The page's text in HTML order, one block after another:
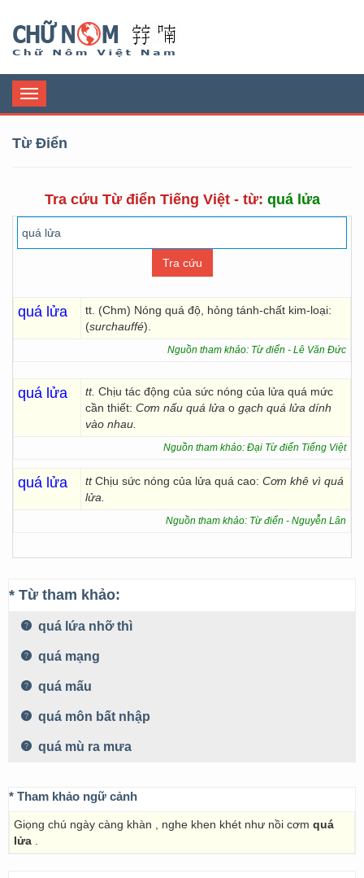
Toggle
navigation
Từ Điển
Tra cứu Từ điển Tiếng Việt - từ: quá lửa
quá lửa
tt. (Chm) Nóng quá độ, hỏng tánh-chất kim-loại:
(surchauffé).
Nguồn tham khảo: Từ điển - Lê Văn Đức
quá lửa tt. Chịu tác động của sức nóng của lửa quá mức
cần thiết: Cơm nấu quá lửa o gạch quá lửa dính
vào nhau.
Nguồn tham khảo: Đại Từ điển Tiếng Việt
quá lửa ttChịu sức nóng của lửa quá cao: Cơm khê vì quá
lửa.
Nguồn tham khảo: Từ điển - Nguyễn Lân
* Từ tham khảo:
quá lứa nhỡ thì
quá mạng
quá mấu
quá môn bất nhập
quá mù ra mưa
* Tham khảo ngữ cảnh
Giọng chú ngày càng khàn , nghe khen khét như nồi cơm quá
lửa